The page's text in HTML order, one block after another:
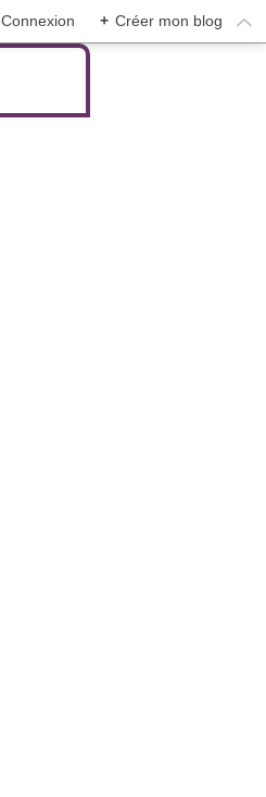
Connexion + Créer mon blog